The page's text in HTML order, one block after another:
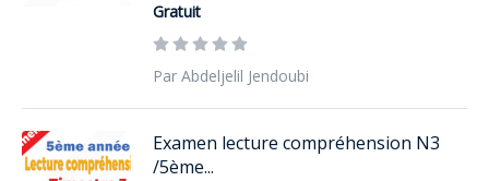
Gratuit
Par Abdeljelil Jendoubi
Examen lecture compréhension N3
/5ème...